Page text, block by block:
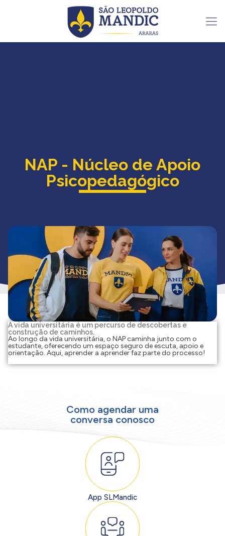
NAP - Núcleo de Apoio
Psicopedagógico
A vida universitária é um percurso de descobertas e
construção de caminhos.
Ao longo da vida universitária, o NAP caminha junto com o
estudante, oferecendo um espaço seguro de escuta, apoio e
orientação. Aqui, aprender a aprender faz parte do processo!
Como agendar uma
conversa conosco
App SLMandic